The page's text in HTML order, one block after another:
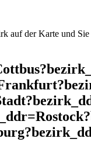
der Karte und